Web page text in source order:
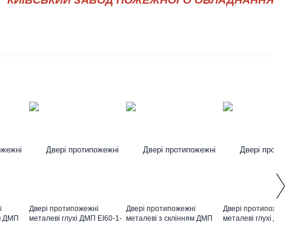
ДМП
Двері протипожежні
металеві глухі ДМП ЕІ60-1-
Двері протипожежні
металеві з склінням ДМП
Двері протипожежні
металеві глухі ДМП